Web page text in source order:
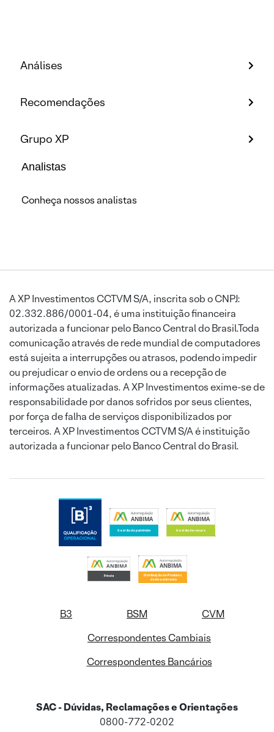
Análises
Recomendações
Grupo XP
Analistas
Conheça nossos analistas
A XP Investimentos CCTVM S/A, inscrita sob o CNPJ:
02.332.886/0001-04, é uma instituição financeira
autorizada a funcionar pelo Banco Central do Brasil.Toda
comunicação através de rede mundial de computadores
está sujeita a interrupções ou atrasos, podendo impedir
ou prejudicar o envio de ordens ou a recepção de
informações atualizadas. A XP Investimentos exime-se de
responsabilidade por danos sofridos por seus clientes,
por força de falha de serviços disponibilizados por
terceiros. A XP Investimentos CCTVM S/A é instituição
autorizada a funcionar pelo Banco Central do Brasil.
B3 BSM
CVM
Correspondentes Cambiais
Correspondentes Bancários
SAC - Dúvidas, Reclamações e Orientações
0800-772-0202